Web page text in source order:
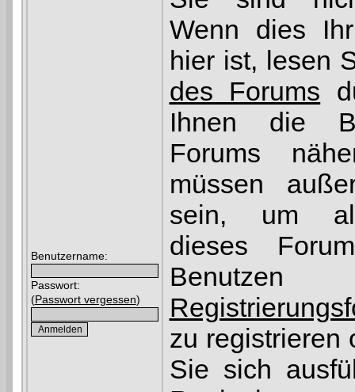
Benutzername:
Passwort:
(Passwort vergessen)
Wenn dies
hier ist, lesen
des Forums
Ihnen die
Forums
müssen
sein, um
dieses
zu registrieren
Sie sich